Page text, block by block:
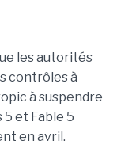
les autorités
contrôles à
à suspendre
et Fable 5
en avril.